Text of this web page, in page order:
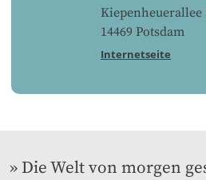
Kiepenheuerallee
14469 Potsdam
Internetseite
Die Welt von morgen